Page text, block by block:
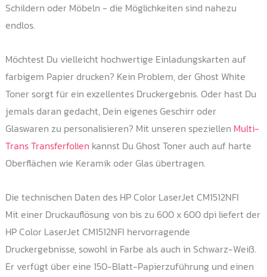
Schildern oder Möbeln - die Möglichkeiten sind nahezu
endlos.
Möchtest Du vielleicht hochwertige Einladungskarten auf
farbigem Papier drucken? Kein Problem, der Ghost White
Toner sorgt für ein exzellentes Druckergebnis. Oder hast Du
jemals daran gedacht, Dein eigenes Geschirr oder
Glaswaren zu personalisieren? Mit unseren speziellen Multi-
Trans Transferfolien kannst Du Ghost Toner auch auf harte
Oberflächen wie Keramik oder Glas übertragen.
Die technischen Daten des HP Color LaserJet CM1512NFI
Mit einer Druckauflösung von bis zu 600 x 600 dpi liefert der
HP Color LaserJet CM1512NFI hervorragende
Druckergebnisse, sowohl in Farbe als auch in Schwarz-Weiß.
Er verfügt über eine 150-Blatt-Papierzuführung und einen